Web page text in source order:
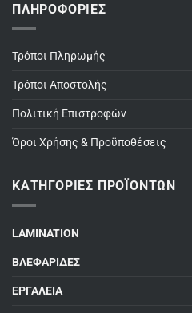
ΠΛΗΡΟΦΟΡΊΕΣ
Τρόποι Πληρωμής
Τρόποι Αποστολής
Πολιτική Επιστροφών
Όροι Χρήσης & Προϋποθέσεις
ΚΑΤΗΓΟΡΊΕΣ ΠΡΟΪΌΝΤΩΝ
LAMINATION
ΒΛΕΦΑΡΙΔΕΣ
ΕΡΓΑΛΕΙΑ